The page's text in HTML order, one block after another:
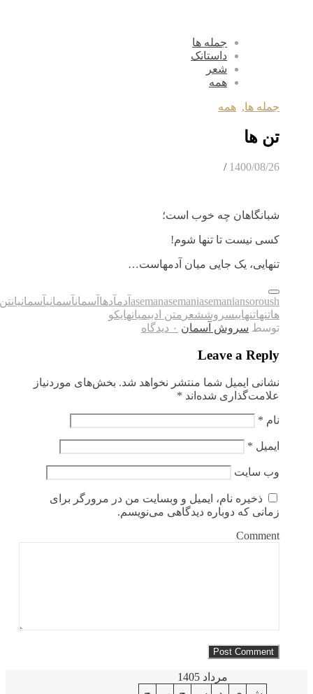
جمله ها
داستانک
شعر
همه
جمله ها, همه
تن ها
1400/08/26
/
شبانگاهان چه خوب است؛
کسی نیست تا تنها شوم!
تنهایی، یک جایی میان آدمهاست…
asemanasemaniasemaniansoroush آدمآدها آسمانآسمانیآسمانیانتن
هاتنهاتنهاییسروششعر متن ادبیمیانهایکو
توسط سروش آسمان ۰ دیدگاه
Leave a Reply
نشانی ایمیل شما منتشر نخواهد شد. بخش‌های موردنیاز
علامت‌گذاری شده‌اند *
نام *
ایمیل *
وب‌ سایت
ذخیره نام، ایمیل و وبسایت من در مرورگر برای
زمانی که دوباره دیدگاهی می‌نویسم.
Comment
مرداد 1405